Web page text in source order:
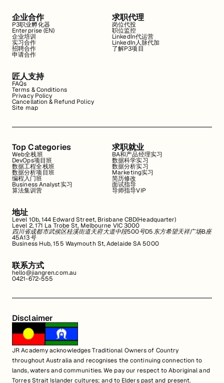
企业合作
P3职业孵化器
Enterprise (EN)
企业培训
实习合作
招聘合作
申请合作
求职代理
岗位代投
职位监控
LinkedIn代运营
LinkedIn人脉代加
了解P3项目
匠人支持
FAQs
Terms & Conditions
Privacy Policy
Cancellation & Refund Policy
Site map
Top Categories
Web全栈班
DevOps项目班
数据工程全栈班
数据分析项目班
编程入门班
Business Analyst实习
算法集训营
求职就业
BA和产品经理实习
数据科学实习
数据分析实习
Marketing实习
简历修改
面试指导
导师指导VIP
地址
Level 10b, 144 Edward Street, Brisbane CBD(Headquarter)
Level 2, 171 La Trobe St, Melbourne VIC 3000
四川省成都市武侯区桂溪街道天府大道中段500号D5东方希望天祥广场B座
45A13号
Business Hub, 155 Waymouth St, Adelaide SA 5000
联系方式
hello@jiangren.com.au
0421-672-555
Disclaimer
JR Academy acknowledges Traditional Owners of Country
throughout Australia and recognises the continuing connection to
lands, waters and communities. We pay our respect to Aboriginal and
Torres Strait Islander cultures; and to Elders past and present.